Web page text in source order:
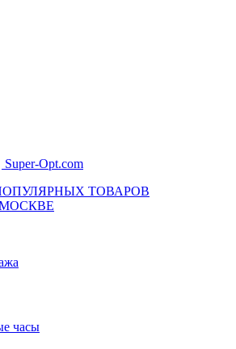
Super-Opt.com
ТОВАРОВ
часы